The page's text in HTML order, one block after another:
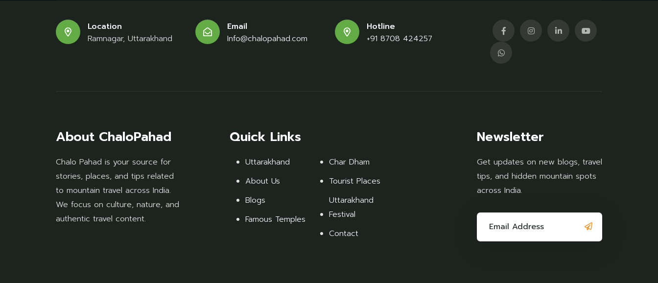
Location
Ramnagar, Uttarakhand
Email
Info@chalopahad.com
Hotline
+91 8708 424257
About ChaloPahad
Chalo Pahad is your source for
stories, places, and tips related
to mountain travel across India.
We focus on culture, nature, and
authentic travel content.
Quick Links
Uttarakhand
About Us
Blogs
Famous Temples
Char Dham
Tourist Places
Uttarakhand
Festival
Contact
Newsletter
Get updates on new blogs, travel
tips, and hidden mountain spots
across India.